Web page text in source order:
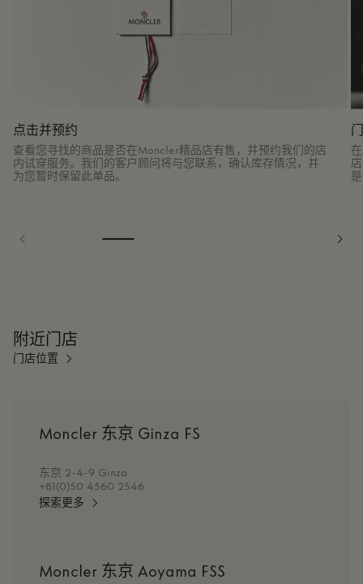
点击并预约
查看您寻找的商品是否在Moncler精品店有售，并预约我们的店
内试穿服务。我们的客户顾问将与您联系，确认库存情况，并
为您暂时保留此单品。
附近门店
门店位置
Moncler 东京 Ginza FS
东京 2-4-9 Ginza
+81(0)50 4560 2546
探索更多
Moncler 东京 Aoyama FSS